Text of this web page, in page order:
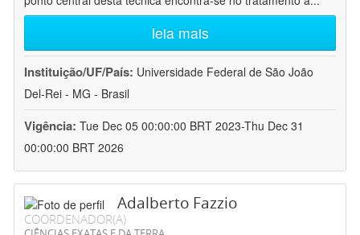
leia mais
Instituição/UF/País: Universidade Federal de São João
Del-Rei - MG - Brasil
Vigência: Tue Dec 05 00:00:00 BRT 2023-Thu Dec 31
00:00:00 BRT 2026
Adalberto Fazzio
COORDENADOR(A)